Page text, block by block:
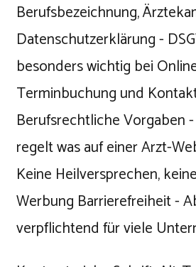
Berufsbezeichnung,
Datenschutzerklärung -
besonders wichtig bei
Terminbuchung und
Berufsrechtliche Vorgaben
regelt was auf einer Arzt-
Keine Heilversprechen,
Werbung Barrierefreiheit -
verpflichtend für viele